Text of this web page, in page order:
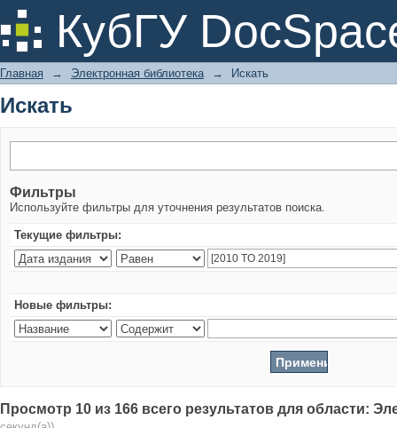
КубГУ
Искать
Главная → Электронная библиотека → Искать
Искать
Фильтры
Используйте фильтры для уточнения результатов поиска.
Текущие фильтры:
Новые фильтры:
Просмотр 10 из 166 всего результатов для области: